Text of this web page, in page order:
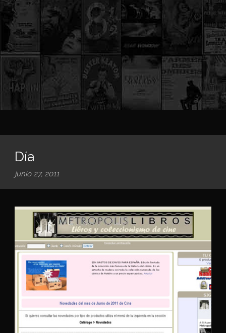
Día
junio 27, 2011